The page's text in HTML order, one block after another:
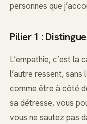
personnes que
Pilier 1 :
L’empathie, c’est la
l’autre ressent, sans
comme être à côté
sa détresse, vous
vous ne sautez pas